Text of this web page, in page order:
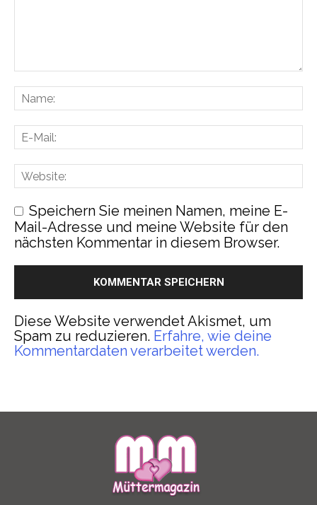
Speichern Sie meinen Namen, meine E-
Mail-Adresse und meine Website für den
nächsten Kommentar in diesem Browser.
Diese Website verwendet Akismet, um
Spam zu reduzieren. Erfahre, wie deine
Kommentardaten verarbeitet werden.